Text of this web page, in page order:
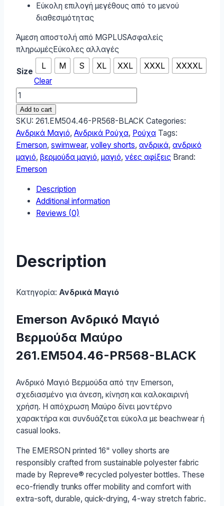
Εύκολη επιλογή μεγέθους από το μενού
διαθεσιμότητας
Άμεση αποστολή από MGPLUSΑσφαλείς
πληρωμέςΕύκολες αλλαγές
Size
L M S XL XXL XXXL XXXXL
Clear
Emerson
Ανδρικό
Μαγιό
Βερμούδα
Μαύρο
261.EM504.46-
PR568-
quantity
Add to cart
SKU: 261.EM504.46-PR568-BLACK Categories:
Ανδρικά Μαγιό, Ανδρικά Ρούχα, Ρούχα Tags:
Emerson, swimwear, volley shorts, ανδρικά, ανδρικό
μαγιό, βερμούδα μαγιό, μαγιό, νέες αφίξεις Brand:
Emerson
Description
Additional information
Reviews (0)
Description
Κατηγορία: Ανδρικά Μαγιό
Emerson Ανδρικό Μαγιό
Βερμούδα Μαύρο
261.EM504.46-PR568-BLACK
Ανδρικό Μαγιό Βερμούδα από την Emerson,
σχεδιασμένο για άνεση, κίνηση και καλοκαιρινή
χρήση. Η απόχρωση Μαύρο δίνει μοντέρνο
χαρακτήρα και συνδυάζεται εύκολα με beachwear ή
casual looks.
The EMERSON printed 16" volley shorts are
responsibly crafted from sustainable polyester fabric
made by Repreve® recycled polyester bottles. These
eco-friendly trunks offer mobility and comfort with
extra-soft, durable, quick-drying, 4-way stretch fabric.